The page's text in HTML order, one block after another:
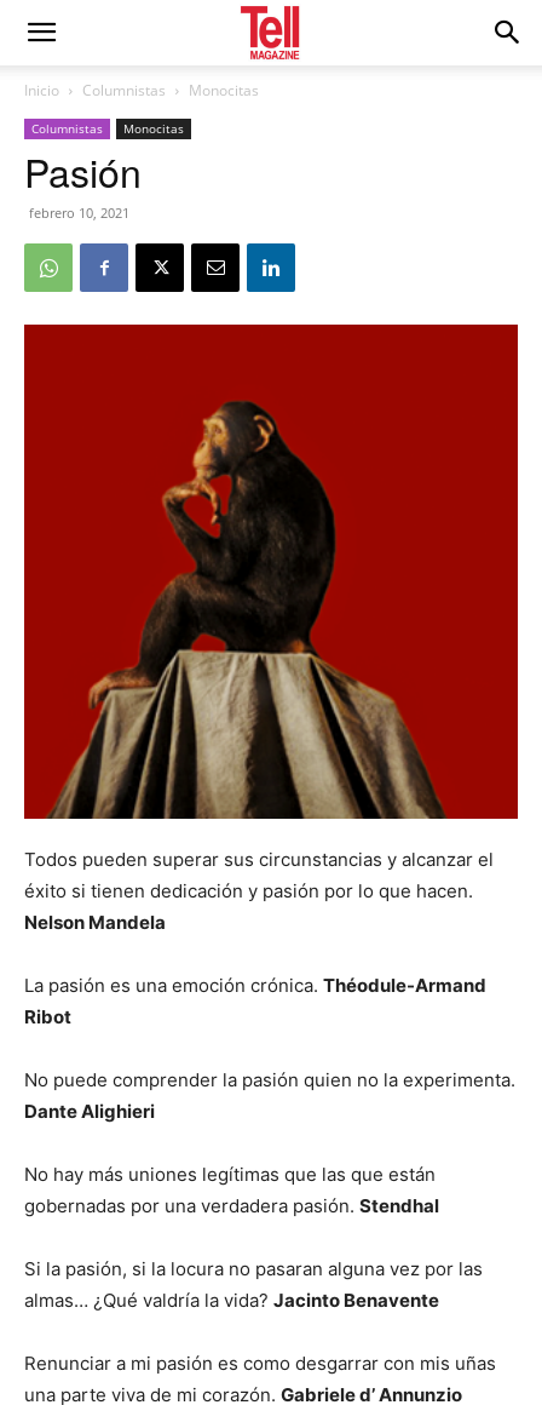
Inicio Columnistas Monocitas
Columnistas Monocitas
Pasión
febrero 10, 2021
Todos pueden superar sus circunstancias y alcanzar el
éxito si tienen dedicación y pasión por lo que hacen.
Nelson Mandela
La pasión es una emoción crónica. Théodule-Armand
Ribot
No puede comprender la pasión quien no la experimenta.
Dante Alighieri
No hay más uniones legítimas que las que están
gobernadas por una verdadera pasión. Stendhal
Si la pasión, si la locura no pasaran alguna vez por las
almas… ¿Qué valdría la vida? Jacinto Benavente
Renunciar a mi pasión es como desgarrar con mis uñas
una parte viva de mi corazón. Gabriele d’ Annunzio